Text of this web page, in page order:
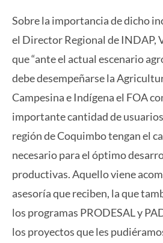
Sobre la importancia de dicho
el Director Regional de INDAP,
que “ante el actual escenario
debe desempeñarse la
Campesina e Indígena el FOA
importante cantidad de
región de Coquimbo tengan el
necesario para el óptimo
productivas. Aquello viene
asesoría que reciben, la que
los programas PRODESAL y
los proyectos que les